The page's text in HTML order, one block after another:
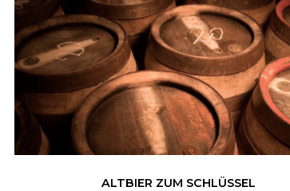
ALTBIER ZUM SCHLÜSSEL